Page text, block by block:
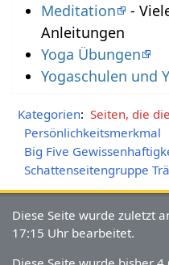
Meditation
-
Anleitungen
Yoga Übungen
Yogaschulen und
Kategorien: Seiten, die
Persönlichkeitsmerkmal
Big Five
Schattenseitengruppe
Diese Seite wurde zuletzt
17:15 Uhr bearbeitet.